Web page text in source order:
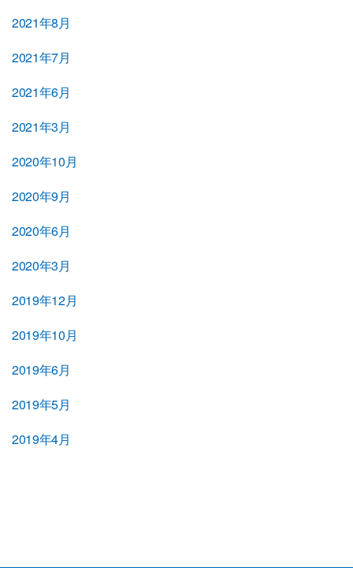
2021年8月
2021年7月
2021年6月
2021年3月
2020年10月
2020年9月
2020年6月
2020年3月
2019年12月
2019年10月
2019年6月
2019年5月
2019年4月